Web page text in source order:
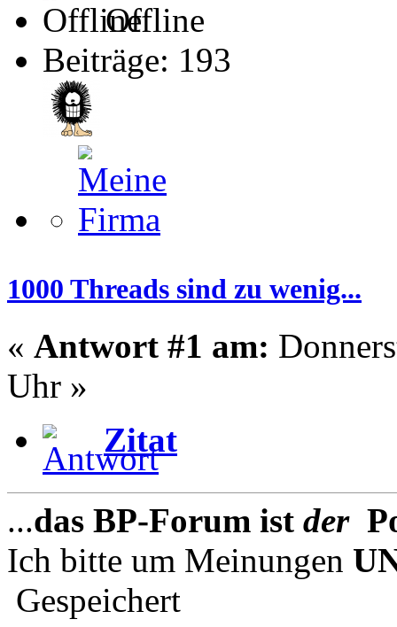
Offline
Beiträge: 193
1000 Threads sind zu wenig...
« Antwort #1 am:
Uhr »
Zitat
...das BP-Forum ist der
Ich bitte um Meinungen
Gespeichert